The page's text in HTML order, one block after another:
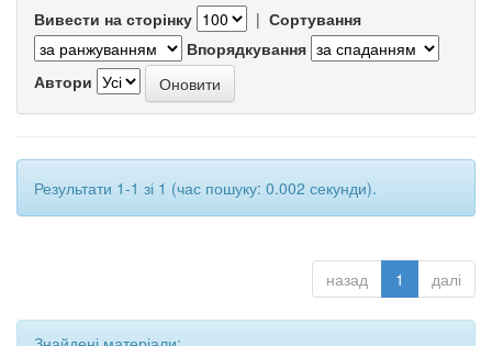
Вивести на сторінку | Сортування
Впорядкування
Автори
Результати 1-1 зі 1 (час пошуку: 0.002 секунди).
назад 1 далі